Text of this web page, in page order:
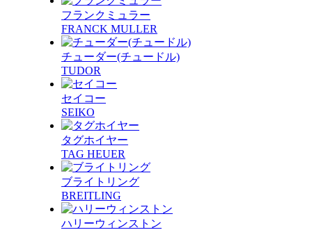
フランクミュラー
FRANCK MULLER
チューダー(チュードル)
TUDOR
セイコー
SEIKO
タグホイヤー
TAG HEUER
ブライトリング
BREITLING
ハリーウィンストン